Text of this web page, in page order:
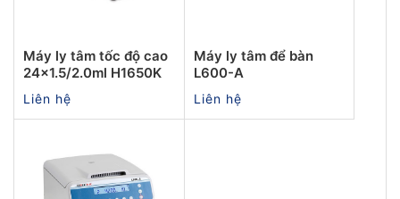
Máy ly tâm tốc độ cao
24x1.5/2.0ml H1650K
Liên hệ
Máy ly tâm để bàn
L600-A
Liên hệ